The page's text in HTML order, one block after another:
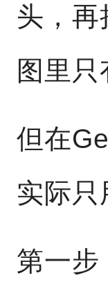
头，
图里
但在
实际
第一步